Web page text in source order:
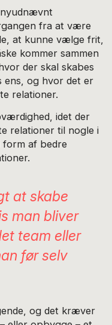
fra at være
at kunne vælge frit,
kommer sammen
der skal skabes
ens, og hvor det er
relationer.
idet der
relationer til nogle i
af bedre
at skabe
man bliver
team eller
før selv
og det kræver